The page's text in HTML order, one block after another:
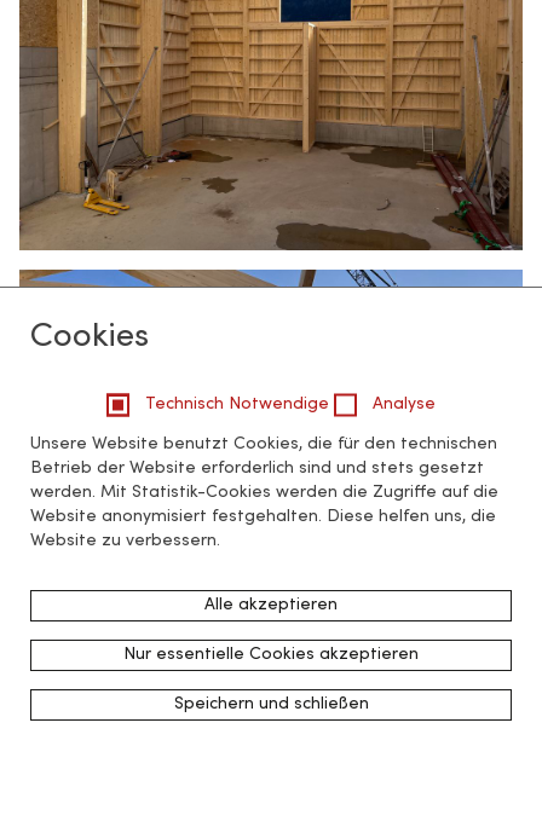
zurück
Cookies
Technisch Notwendige Analyse
Unsere Website benutzt Cookies, die für den technischen
Betrieb der Website erforderlich sind und stets gesetzt
werden. Mit Statistik-Cookies werden die Zugriffe auf die
Website anonymisiert festgehalten. Diese helfen uns, die
Website zu verbessern.
Alle akzeptieren
Nur essentielle Cookies akzeptieren
Speichern und schließen